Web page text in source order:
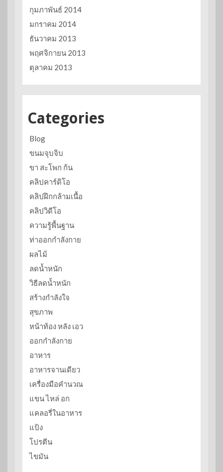
กุมภาพันธ์ 2014
มกราคม 2014
ธันวาคม 2013
พฤศจิกายน 2013
ตุลาคม 2013
Categories
Blog
ขนมจุบจิบ
ขา สะโพก ก้น
คลิปคาร์ดิโอ
คลิปฝึกกล้ามเนื้อ
คลิปวิดีโอ
ความรู้พื้นฐาน
ท่าออกกำลังกาย
ผลไม้
ลดน้ำหนัก
วิธีลดน้ำหนัก
สร้างกำลังใจ
สุขภาพ
หน้าท้อง หลัง เอว
ออกกำลังกาย
อาหาร
อาหารจานเดียว
เครื่องมือคำนวณ
แขน ไหล่ อก
แคลอรี่ในอาหาร
แป้ง
โปรตีน
ไขมัน